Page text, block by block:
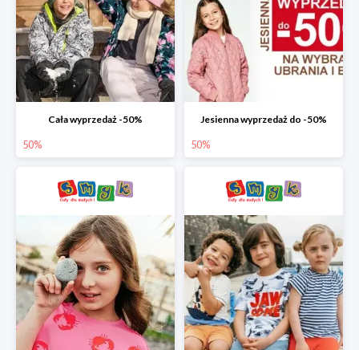
Cała wyprzedaż -50%
50%
Jesienna wyprzedaż do -50%
50%